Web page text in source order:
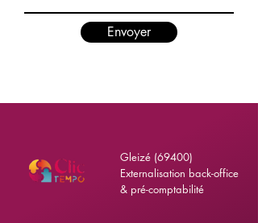
Envoyer
Gleizé (69400)
Externalisation back-office
& pré-comptabilité